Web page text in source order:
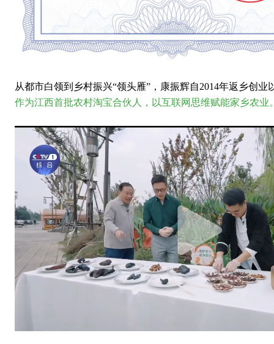
从都市白领到乡村振兴“领头雁”，康振辉自2014年返乡创业
作为江西首批农村淘宝合伙人，以互联网思维赋能家乡农业